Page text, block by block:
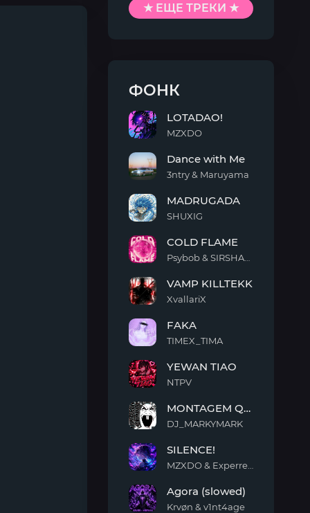
and
Sea
★ ЕЩЕ ТРЕКИ ★
ФОНК
LOTADAO!
MZXDO
with
Me
Dance with Me
3ntry & Maruyama
MADRUGADA
SHUXIG
FLAME
COLD FLAME
KILLTEKK
VAMP KILLTEKK
XvallariX
FAKA
TIMEX_TIMA
TIAO
YEWAN TIAO
NTPV
QUIMENTO
MONTAGEM QUIMENTO
DJ_MARKYMARK
SILENCE!
Agora (slowed)
Krvøn & v1nt4age